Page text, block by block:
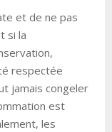
et de ne pas
si la
respectée
jamais congeler
est
les